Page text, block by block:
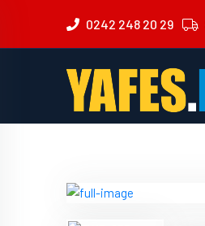
0242 248 20 29